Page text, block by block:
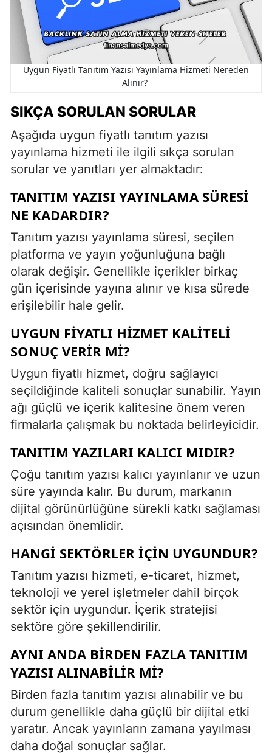
Uygun Fiyatlı Tanıtım Yazısı Yayınlama Hizmeti Nereden
Alınır?
SIKÇA SORULAN SORULAR
Aşağıda uygun fiyatlı tanıtım yazısı
yayınlama hizmeti ile ilgili sıkça sorulan
sorular ve yanıtları yer almaktadır:
TANITIM YAZISI YAYINLAMA SÜRESI
NE KADARDIR?
Tanıtım yazısı yayınlama süresi, seçilen
platforma ve yayın yoğunluğuna bağlı
olarak değişir. Genellikle içerikler birkaç
gün içerisinde yayına alınır ve kısa sürede
erişilebilir hale gelir.
UYGUN FIYATLI HIZMET KALITELI
SONUÇ VERIR MI?
Uygun fiyatlı hizmet, doğru sağlayıcı
seçildiğinde kaliteli sonuçlar sunabilir. Yayın
ağı güçlü ve içerik kalitesine önem veren
firmalarla çalışmak bu noktada belirleyicidir.
TANITIM YAZILARI KALICI MIDIR?
Çoğu tanıtım yazısı kalıcı yayınlanır ve uzun
süre yayında kalır. Bu durum, markanın
dijital görünürlüğüne sürekli katkı sağlaması
açısından önemlidir.
HANGI SEKTÖRLER IÇIN UYGUNDUR?
Tanıtım yazısı hizmeti, e-ticaret, hizmet,
teknoloji ve yerel işletmeler dahil birçok
sektör için uygundur. İçerik stratejisi
sektöre göre şekillendirilir.
AYNI ANDA BIRDEN FAZLA TANITIM
YAZISI ALINABILIR MI?
Birden fazla tanıtım yazısı alınabilir ve bu
durum genellikle daha güçlü bir dijital etki
yaratır. Ancak yayınların zamana yayılması
daha doğal sonuçlar sağlar.